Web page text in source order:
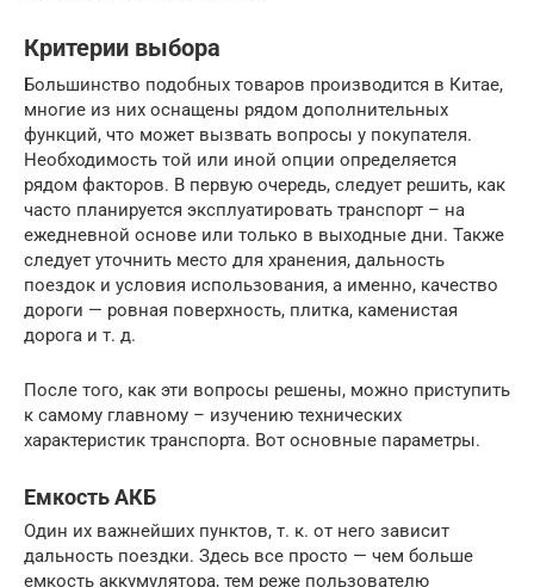
Критерии выбора
Большинство подобных товаров производится в Китае,
многие из них оснащены рядом дополнительных
функций, что может вызвать вопросы у покупателя.
Необходимость той или иной опции определяется
рядом факторов. В первую очередь, следует решить, как
часто планируется эксплуатировать транспорт – на
ежедневной основе или только в выходные дни. Также
следует уточнить место для хранения, дальность
поездок и условия использования, а именно, качество
дороги — ровная поверхность, плитка, каменистая
дорога и т. д.
После того, как эти вопросы решены, можно приступить
к самому главному – изучению технических
характеристик транспорта. Вот основные параметры.
Емкость АКБ
Один их важнейших пунктов, т. к. от него зависит
дальность поездки. Здесь все просто — чем больше
емкость аккумулятора, тем реже пользователю